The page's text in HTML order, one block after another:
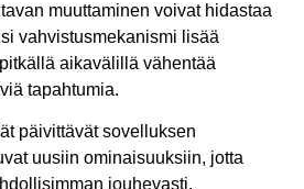
muuttaminen voivat hidastaa
vahvistusmekanismi lisää
aikavälillä vähentää
tapahtumia.
päivittävät sovelluksen
uusiin ominaisuuksiin, jotta
jouhevasti.